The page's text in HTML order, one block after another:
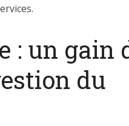
: un gain
du